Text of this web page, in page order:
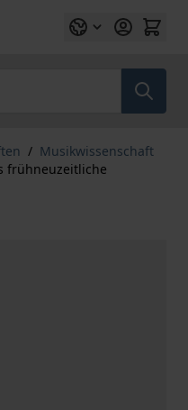
/ Musikwissenschaft
frühneuzeitliche